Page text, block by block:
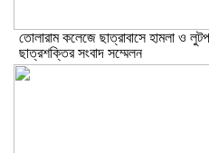
তোলারাম কলেজে ছাত্রাবাসে হামলা ও
ছাত্রশক্তির সংবাদ সম্মেলন